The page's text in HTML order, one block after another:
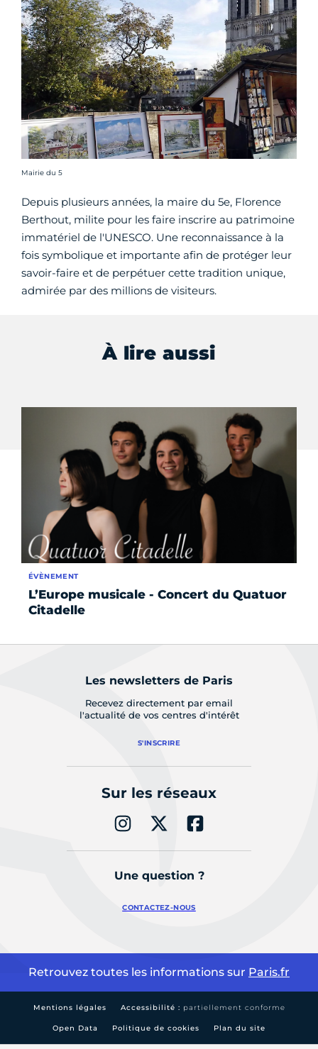
Crédit photo :
Mairie du 5
Depuis plusieurs années, la maire du 5e, Florence
Berthout, milite pour les faire inscrire au patrimoine
immatériel de l'UNESCO. Une reconnaissance à la
fois symbolique et importante afin de protéger leur
savoir-faire et de perpétuer cette tradition unique,
admirée par des millions de visiteurs.
À lire aussi
L’Europe musicale - Concert du Quatuor
Citadelle
ÉVÈNEMENT
Les newsletters de Paris
Recevez directement par email
l'actualité de vos centres d'intérêt
S'INSCRIRE
Sur les réseaux
Une question ?
CONTACTEZ-NOUS
Retrouvez toutes les informations sur Paris.fr
Mentions légales Accessibilité : partiellement conforme
Open Data Politique de cookies Plan du site